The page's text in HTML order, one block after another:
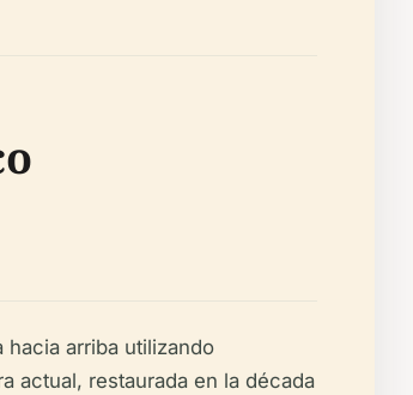
arriba utilizando
actual, restaurada en la década